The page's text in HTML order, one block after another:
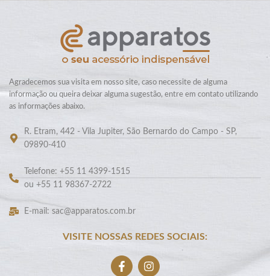
Agradecemos sua visita em nosso site, caso necessite de alguma
informação ou queira deixar alguma sugestão, entre em contato utilizando
as informações abaixo.
R. Etram, 442 - Vila Jupiter, São Bernardo do Campo - SP,
09890-410
Telefone: +55 11 4399-1515
ou +55 11 98367-2722
E-mail: sac@apparatos.com.br
VISITE NOSSAS REDES SOCIAIS: